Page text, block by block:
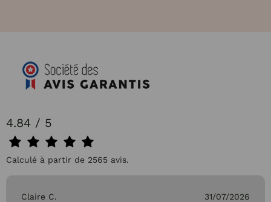
4.84 / 5
Calculé à partir de 2565 avis.
Claire C. 31/07/2026